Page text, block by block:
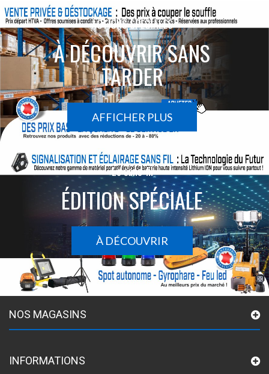
ACTIONS SPÉCIALES
À DÉCOUVRIR SANS
TARDER
AFFICHER PLUS
Le sans-fil
ÉDITION SPÉCIALE
À DÉCOUVRIR
NOS MAGASINS
INFORMATIONS